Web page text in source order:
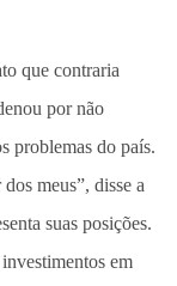
que contraria
por não
problemas do país.
meus”, disse a
suas posições.
em